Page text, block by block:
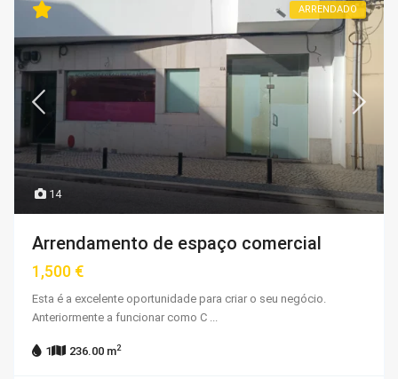
14
ARRENDADO
Arrendamento de espaço comercial
1,500 €
Esta é a excelente oportunidade para criar o seu negócio.
Anteriormente a funcionar como C ...
1 236.00 m2